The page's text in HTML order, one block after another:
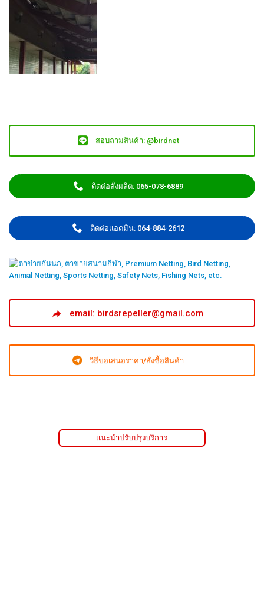
สอบถามสินค้า: @birdnet
ติดต่อสั่งผลิต: 065-078-6889
ติดต่อแอดมิน: 064-884-2612
email: birdsrepeller@gmail.com
วิธีขอเสนอราคา/สั่งซื้อสินค้า
แนะนำปรับปรุงบริการ